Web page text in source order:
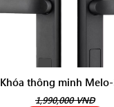
Khóa thông minh Melo-
1,990,000 VNĐ